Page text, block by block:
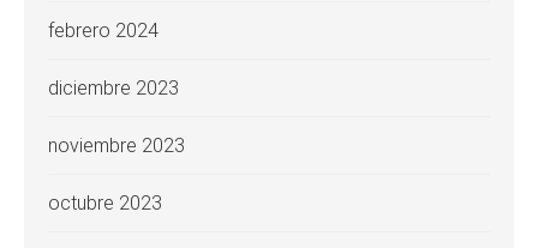
febrero 2024
diciembre 2023
noviembre 2023
octubre 2023